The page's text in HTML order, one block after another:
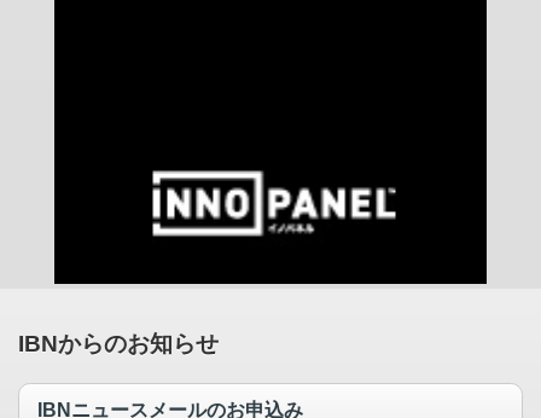
IBNからのお知らせ
IBNニュースメールのお申込み